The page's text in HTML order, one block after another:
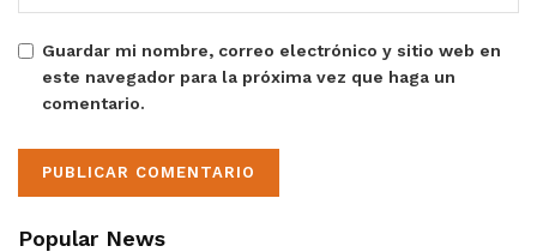
Guardar mi nombre, correo electrónico y sitio web en
este navegador para la próxima vez que haga un
comentario.
Popular News